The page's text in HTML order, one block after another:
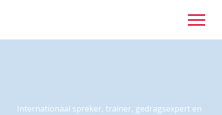
Internationaal spreker, trainer, gedragsexpert en